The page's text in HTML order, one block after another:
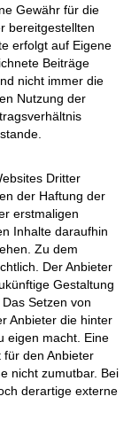
Gewähr für die
bereitgestellten
erfolgt auf Eigene
Beiträge
nicht immer die
Nutzung der
Dritter
der Haftung der
erstmaligen
Inhalte daraufhin
Zu dem
Der Anbieter
Gestaltung
Setzen von
Anbieter die hinter
eigen macht. Eine
den Anbieter
nicht zumutbar. Bei
derartige externe